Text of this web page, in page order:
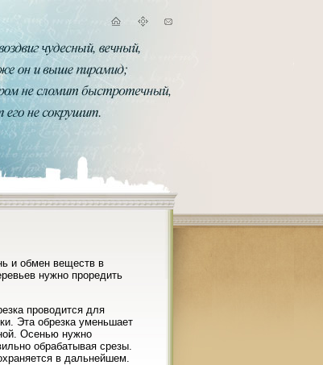
и обмен веществ в
нужно проредить
проводится для
Эта обрезка уменьшает
Осенью нужно
обрабатывая срезы.
в дальнейшем.